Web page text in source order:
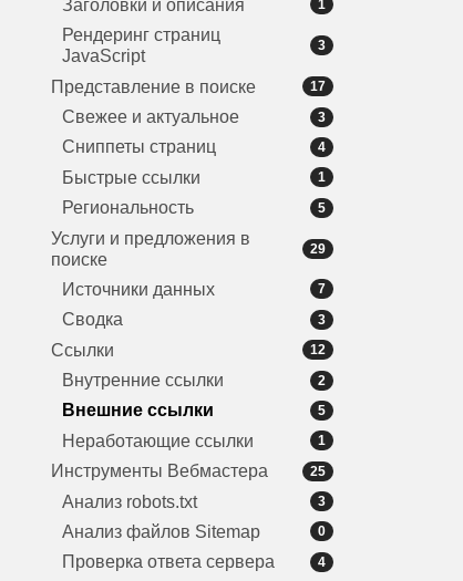
Заголовки и описания 1
Рендеринг страниц
JavaScript
3
Представление в поиске 17
Свежее и актуальное 3
Сниппеты страниц 4
Быстрые ссылки 1
Региональность 5
Услуги и предложения в
поиске
29
Источники данных 7
Сводка 3
Ссылки 12
Внутренние ссылки 2
Внешние ссылки 5
Неработающие ссылки 1
Инструменты Вебмастера 25
Анализ robots.txt 3
Анализ файлов Sitemap 0
Проверка ответа сервера 4